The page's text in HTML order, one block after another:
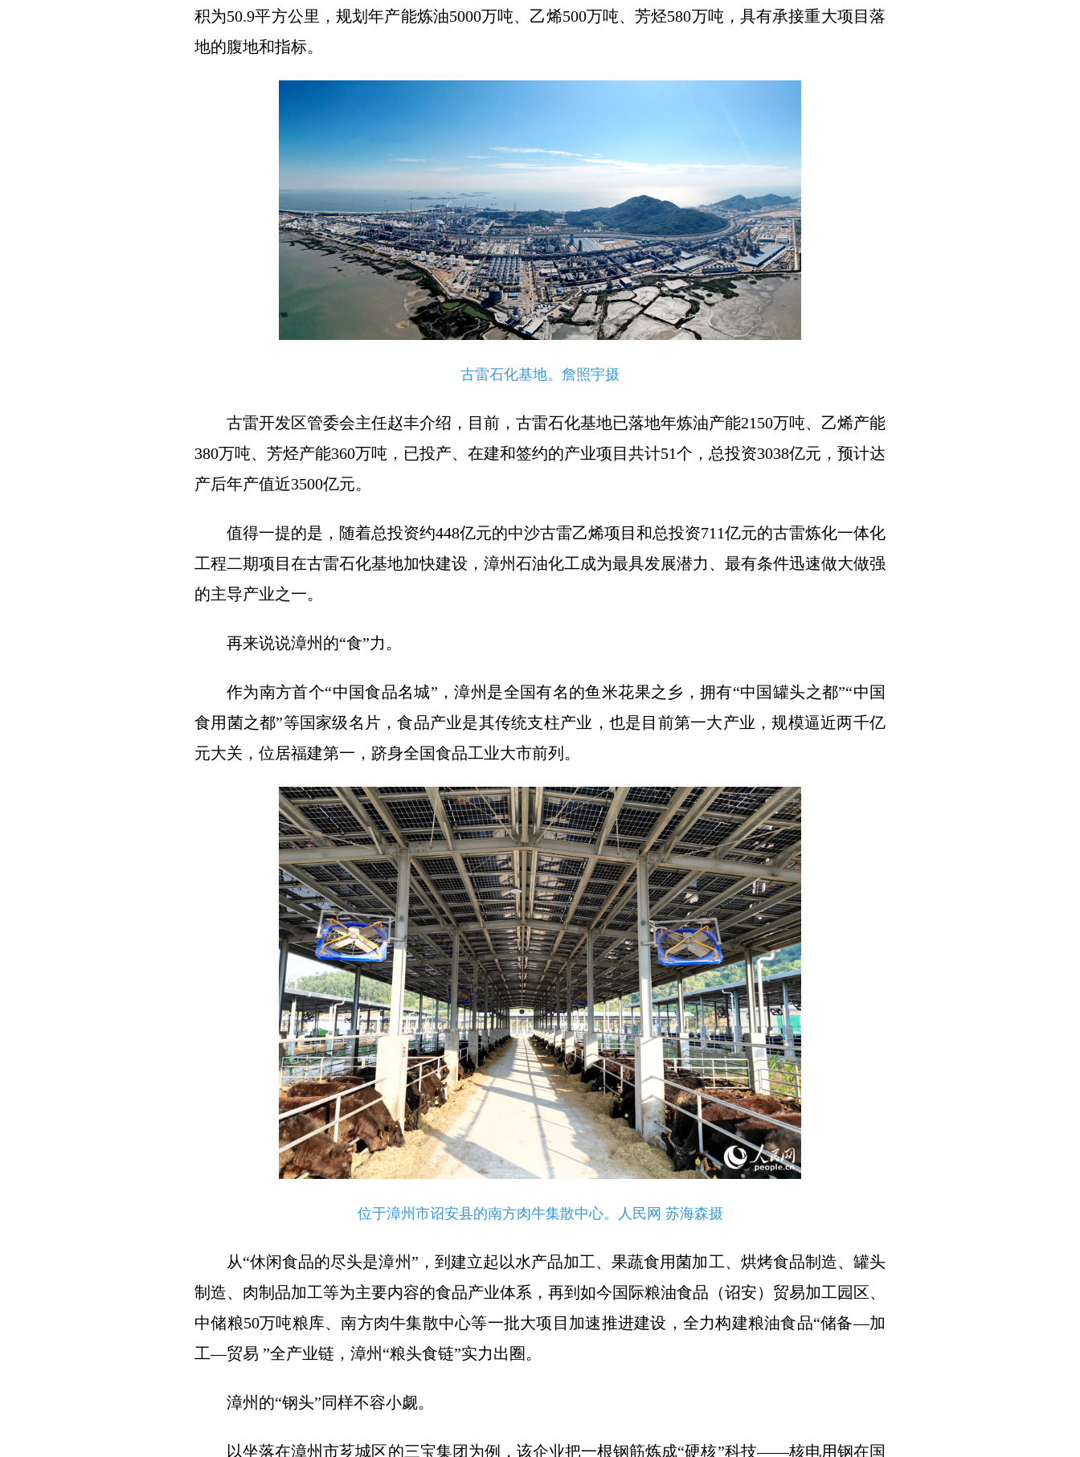
积为50.9平方公里，规划年产能炼油5000万吨、乙烯500万吨、芳烃580万吨，具有承接重大项目落
地的腹地和指标。
古雷石化基地。詹照宇摄
古雷开发区管委会主任赵丰介绍，目前，古雷石化基地已落地年炼油产能2150万吨、乙烯产能
380万吨、芳烃产能360万吨，已投产、在建和签约的产业项目共计51个，总投资3038亿元，预计达
产后年产值近3500亿元。
值得一提的是，随着总投资约448亿元的中沙古雷乙烯项目和总投资711亿元的古雷炼化一体化
工程二期项目在古雷石化基地加快建设，漳州石油化工成为最具发展潜力、最有条件迅速做大做强
的主导产业之一。
再来说说漳州的“食”力。
作为南方首个“中国食品名城”，漳州是全国有名的鱼米花果之乡，拥有“中国罐头之都”“中国
食用菌之都”等国家级名片，食品产业是其传统支柱产业，也是目前第一大产业，规模逼近两千亿
元大关，位居福建第一，跻身全国食品工业大市前列。
位于漳州市诏安县的南方肉牛集散中心。人民网 苏海森摄
从“休闲食品的尽头是漳州”，到建立起以水产品加工、果蔬食用菌加工、烘烤食品制造、罐头
制造、肉制品加工等为主要内容的食品产业体系，再到如今国际粮油食品（诏安）贸易加工园区、
中储粮50万吨粮库、南方肉牛集散中心等一批大项目加速推进建设，全力构建粮油食品“储备—加
工—贸易 ”全产业链，漳州“粮头食链”实力出圈。
漳州的“钢头”同样不容小觑。
以坐落在漳州市芗城区的三宝集团为例，该企业把一根钢筋炼成“硬核”科技——核电用钢在国